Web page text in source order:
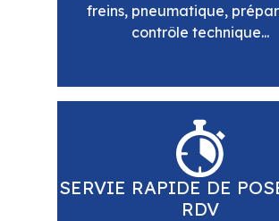
freins, pneumatique,
contrôle technique...
SERVIE RAPIDE DE
RDV